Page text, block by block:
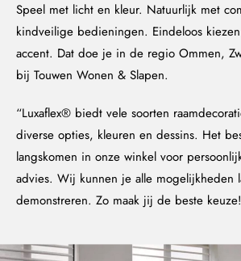
Speel met licht en kleur. Natuurlijk met
kindveilige bedieningen. Eindeloos
accent. Dat doe je in de regio Ommen,
bij Touwen Wonen & Slapen.
“Luxaflex® biedt vele soorten
diverse opties, kleuren en dessins. Het
langskomen in onze winkel voor
advies. Wij kunnen je alle mogelijkheden
demonstreren. Zo maak jij de beste